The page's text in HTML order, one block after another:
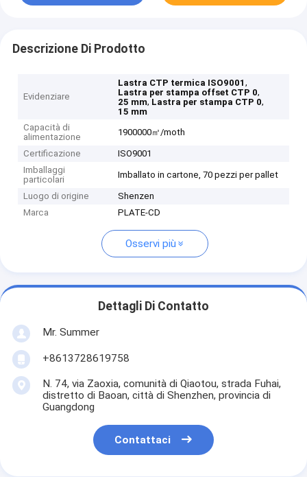
Descrizione Di Prodotto
Evidenziare
Lastra CTP termica ISO9001,
Lastra per stampa offset CTP 0,
25 mm, Lastra per stampa CTP 0,
15 mm
Capacità di
alimentazione
1900000㎡/moth
Certificazione
ISO9001
Imballaggi
particolari
Imballato in cartone, 70 pezzi per pallet
Luogo di origine
Shenzen
Marca
PLATE-CD
Osservi più
Dettagli Di Contatto
Mr. Summer
+8613728619758
N. 74, via Zaoxia, comunità di Qiaotou, strada Fuhai,
distretto di Baoan, città di Shenzhen, provincia di
Guangdong
Contattaci